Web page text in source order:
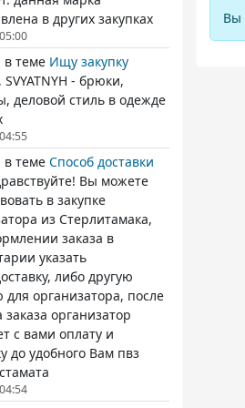
в других закупках
в теме Ищу закупку
SVYATNYH - брюки,
деловой стиль в одежде
в теме Способ доставки
Вы можете
в закупке
из Стерлитамака,
заказа в
указать
либо другую
для организатора, после
заказа организатор
с вами оплату и
до удобного Вам пвз
Вы